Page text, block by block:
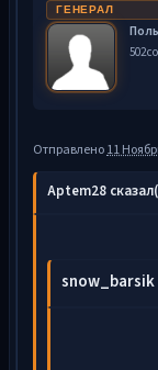
ГЕНЕРАЛ
502
Отправлено11
Aptem28
snow_barsik